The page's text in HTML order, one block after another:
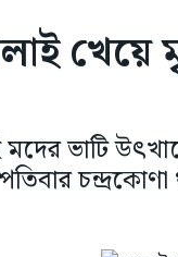
খেয়ে
ভাটি